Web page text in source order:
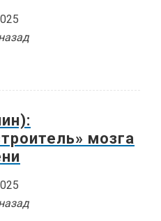
мозга